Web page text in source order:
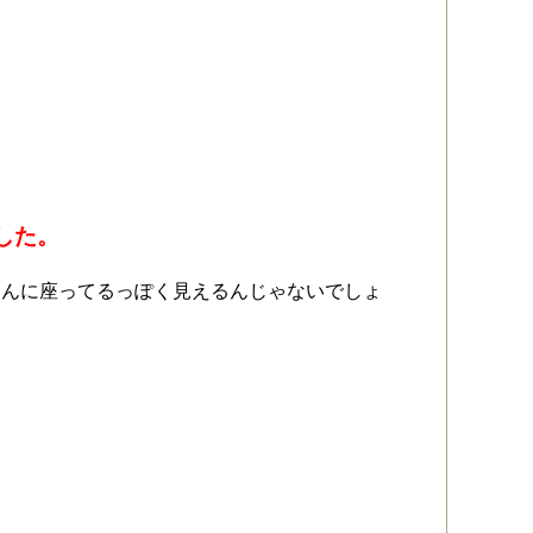
。
に座ってるっぽく見えるんじゃないでしょ